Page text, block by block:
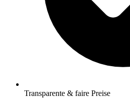
Transparente & faire Preise